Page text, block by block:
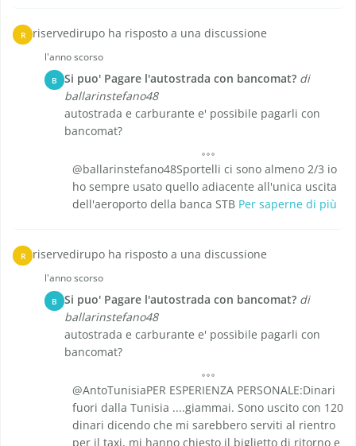
R riservedirupo ha risposto a una discussione
l'anno scorso
B Si puo' Pagare l'autostrada con bancomat? di
ballarinstefano48
autostrada e carburante e' possibile pagarli con
bancomat?
@ballarinstefano48Sportelli ci sono almeno 2/3 io
ho sempre usato quello adiacente all'unica uscita
dell'aeroporto della banca STB Per saperne di più
R riservedirupo ha risposto a una discussione
l'anno scorso
B Si puo' Pagare l'autostrada con bancomat? di
ballarinstefano48
autostrada e carburante e' possibile pagarli con
bancomat?
@AntoTunisiaPER ESPERIENZA PERSONALE:Dinari
fuori dalla Tunisia ....giammai. Sono uscito con 120
dinari dicendo che mi sarebbero serviti al rientro
per il taxi, mi hanno chiesto il biglietto di ritorno e